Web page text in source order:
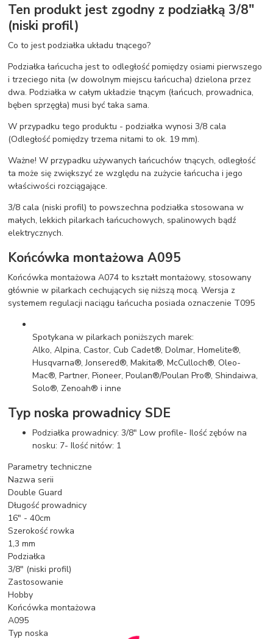
Ten produkt jest zgodny z podziałką 3/8"
(niski profil)
Co to jest podziałka układu tnącego?
Podziałka łańcucha jest to odległość pomiędzy osiami pierwszego
i trzeciego nita (w dowolnym miejscu łańcucha) dzielona przez
dwa. Podziałka w całym układzie tnącym (łańcuch, prowadnica,
bęben sprzęgła) musi być taka sama.
W przypadku tego produktu - podziałka wynosi 3/8 cala
(Odległość pomiędzy trzema nitami to ok. 19 mm).
Ważne! W przypadku używanych łańcuchów tnących, odległość
ta może się zwiększyć ze względu na zużycie łańcucha i jego
właściwości rozciągające.
3/8 cala (niski profil) to powszechna podziałka stosowana w
małych, lekkich pilarkach łańcuchowych, spalinowych bądź
elektrycznych.
Końcówka montażowa A095
Końcówka montażowa A074 to kształt montażowy, stosowany
głównie w pilarkach cechujących się niższą mocą. Wersja z
systemem regulacji naciągu łańcucha posiada oznaczenie T095
Spotykana w pilarkach poniższych marek:
Alko, Alpina, Castor, Cub Cadet®, Dolmar, Homelite®,
Husqvarna®, Jonsered®, Makita®, McCulloch®, Oleo-
Mac®, Partner, Pioneer, Poulan®/Poulan Pro®, Shindaiwa,
Solo®, Zenoah® i inne
Typ noska prowadnicy SDE
Podziałka prowadnicy: 3/8" Low profile- Ilość zębów na
nosku: 7- Ilość nitów: 1
Parametry techniczne
Nazwa serii
Double Guard
Długość prowadnicy
16" - 40cm
Szerokość rowka
1,3 mm
Podziałka
3/8" (niski profil)
Zastosowanie
Hobby
Końcówka montażowa
A095
Typ noska